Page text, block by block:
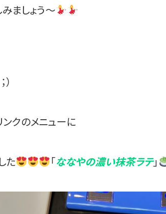
ましょう～
クのメニューに
た 「ななやの濃い抹茶ラテ」